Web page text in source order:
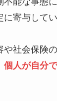
寄与してい
や社会保険
個人が自分